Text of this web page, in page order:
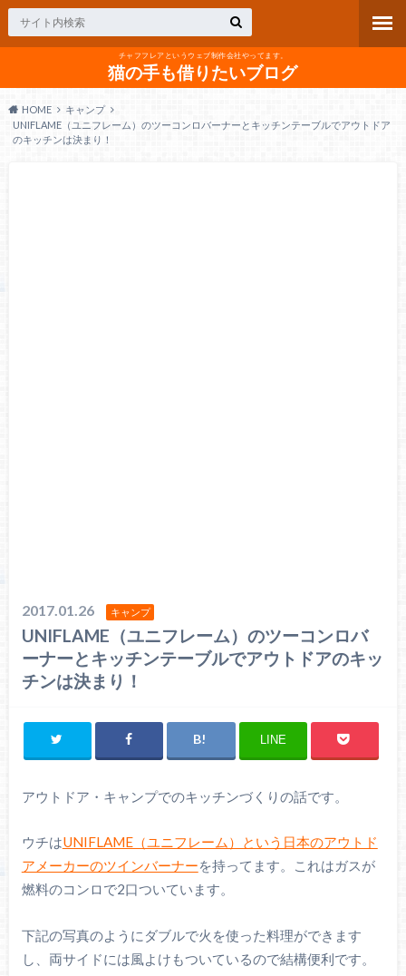
チャフフレアというウェブ制作会社やってます。
猫の手も借りたいブログ
HOME
キャンプ
UNIFLAME（ユニフレーム）のツーコンロバーナーとキッチンテーブルでアウトドア
のキッチンは決まり！
2017.01.26 キャンプ
UNIFLAME（ユニフレーム）のツーコンロバ
ーナーとキッチンテーブルでアウトドアのキッ
チンは決まり！
LINE
アウトドア・キャンプでのキッチンづくりの話です。
ウチはUNIFLAME（ユニフレーム）という日本のアウトド
アメーカーのツインバーナーを持ってます。これはガスが
燃料のコンロで2口ついています。
下記の写真のようにダブルで火を使った料理ができます
し、両サイドには風よけもついているので結構便利です。